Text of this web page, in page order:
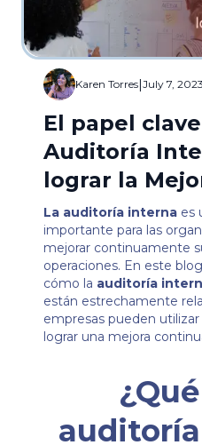
Karen Torres|July 7, 2023
El papel
Auditoría
lograr la
La auditoría interna es
importante para las
mejorar continuamente
operaciones. En este
cómo la auditoría
están estrechamente
empresas pueden
lograr una mejora